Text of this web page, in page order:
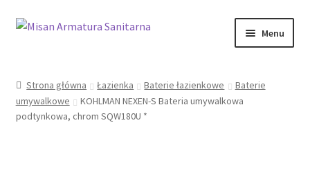
Przejdź
Przejdź
Menu
Moje konto
Strona główna Łazienka Baterie łazienkowe
Baterie
umywalkowe
KOHLMAN NEXEN-S Bateria umywalkowa
podtynkowa, chrom SQW180U *